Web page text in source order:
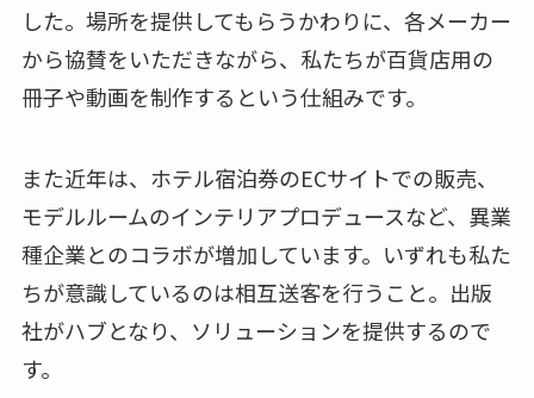
した。場所を提供してもらうかわりに、各メーカー
から協賛をいただきながら、私たちが百貨店用の
冊子や動画を制作するという仕組みです。
また近年は、ホテル宿泊券のECサイトでの販売、
モデルルームのインテリアプロデュースなど、異業
種企業とのコラボが増加しています。いずれも私た
ちが意識しているのは相互送客を行うこと。出版
社がハブとなり、ソリューションを提供するので
す。